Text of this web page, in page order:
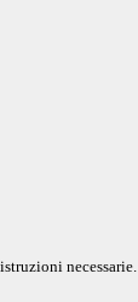
necessarie.